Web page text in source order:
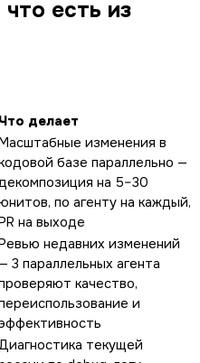
есть из
Что делает
изменения в
базе параллельно —
декомпозиция на 5–30
по агенту на каждый,
на выходе
недавних изменений
— 3 параллельных агента
качество,
и
Диагностика текущей